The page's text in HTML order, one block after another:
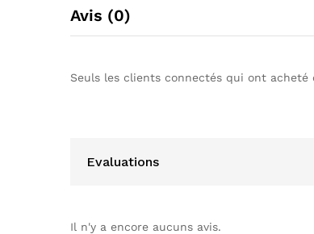
Avis (0)
Seuls les clients connectés qui ont
Evaluations
Il n'y a encore aucuns avis.